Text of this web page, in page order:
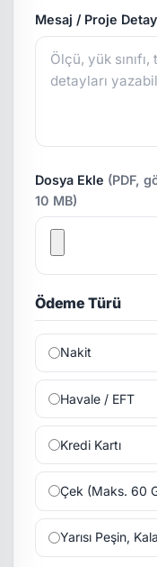
Mesaj / Proje
Dosya Ekle (PDF,
10 MB)
Ödeme Türü
Nakit
Havale / EFT
Kredi Kartı
Çek (Maks. 60
Yarısı Peşin,